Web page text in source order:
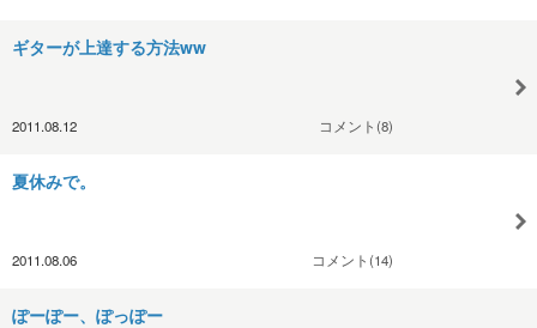
ギターが上達する方法ww
2011.08.12 コメント(8)
夏休みで。
2011.08.06 コメント(14)
ぽーぽー、ぽっぽー